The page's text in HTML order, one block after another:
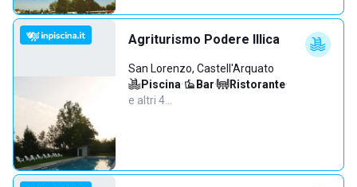
Agriturismo Podere Illica
San Lorenzo, Castell'Arquato
Piscina· Bar· Ristorante·
e altri 4…